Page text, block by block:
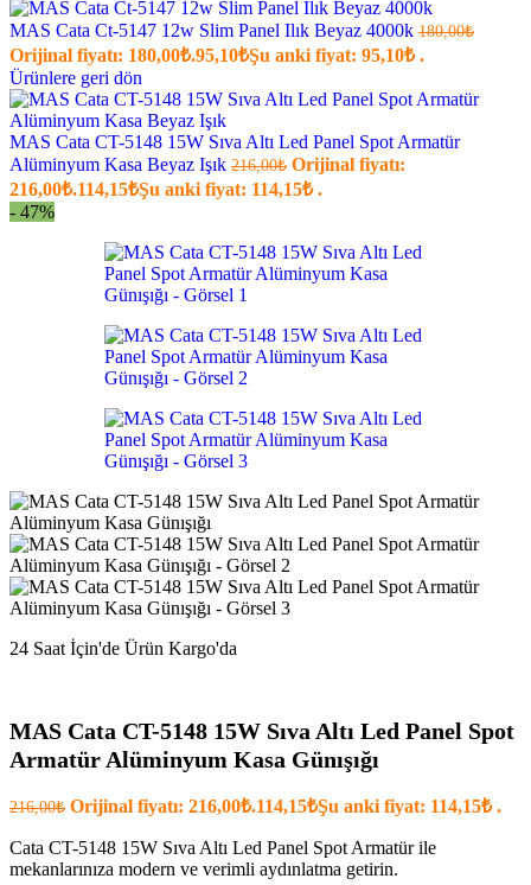
MAS Cata Ct-5147 12w Slim Panel Ilık Beyaz 4000k 180,00₺
Orijinal fiyatı: 180,00₺.95,10₺Şu anki fiyat: 95,10₺ .
Ürünlere geri dön
MAS Cata CT-5148 15W Sıva Altı Led Panel Spot Armatür
Alüminyum Kasa Beyaz Işık 216,00₺ Orijinal fiyatı:
216,00₺.114,15₺Şu anki fiyat: 114,15₺ .
- 47%
24 Saat İçin'de Ürün Kargo'da
MAS Cata CT-5148 15W Sıva Altı Led Panel Spot
Armatür Alüminyum Kasa Günışığı
216,00₺ Orijinal fiyatı: 216,00₺.114,15₺Şu anki fiyat: 114,15₺ .
Cata CT-5148 15W Sıva Altı Led Panel Spot Armatür ile
mekanlarınıza modern ve verimli aydınlatma getirin.